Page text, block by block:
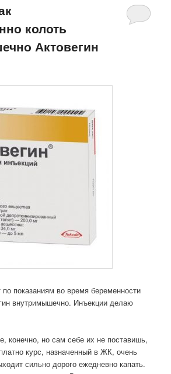
колоть
Актовегин
показаниям во время беременности
внутримышечно. Инъекции делаю
конечно, но сам себе их не поставишь,
курс, назначенный в ЖК, очень
сильно дорого ежедневно капать.